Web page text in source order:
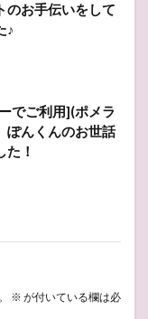
のお手伝いをして
♪
でご利用](ポメラ
ぽんくんのお世話
た！
※ が付いている欄は必